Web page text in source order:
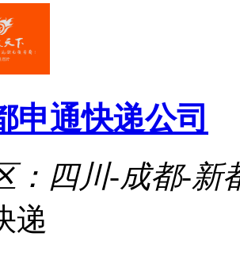
申通快递公司
：四川-成都-新
递